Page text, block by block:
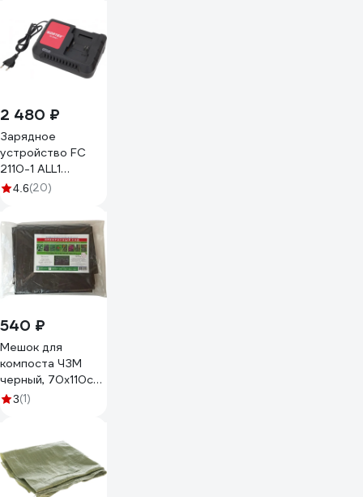
2 480 ₽
Зарядное
устройство FC
2110-1 ALL1
WORTEX 0329181
4.6(20)
540 ₽
Мешок для
компоста ЧЗМ
черный, 70x110см
4953
3(1)